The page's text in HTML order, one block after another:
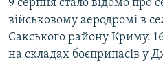
9 серпня стало відомо про
військовому аеродромі в
Сакського району Криму.
на складах боєприпасів у